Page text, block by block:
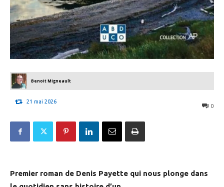
Benoit Migneault
21 mai 2026
0
Premier roman de Denis Payette qui nous plonge dans